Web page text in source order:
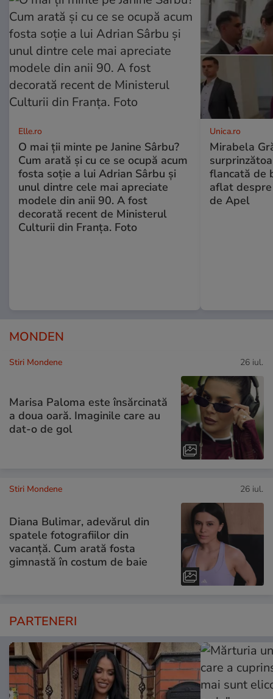
Elle.ro
O mai ții minte pe Janine Sârbu?
Cum arată și cu ce se ocupă acum
fosta soție a lui Adrian Sârbu și
unul dintre cele mai apreciate
modele din anii 90. A fost
decorată recent de Ministerul
Culturii din Franța. Foto
Unica.ro
Mirabela
flancată de
aflat
de Apel
MONDEN
Stiri Mondene 26 iul.
Marisa Paloma este însărcinată
a doua oară. Imaginile care au
dat-o de gol
Stiri Mondene 26 iul.
Diana Bulimar, adevărul din
spatele fotografiilor din
vacanță. Cum arată fosta
gimnastă în costum de baie
PARTENERI